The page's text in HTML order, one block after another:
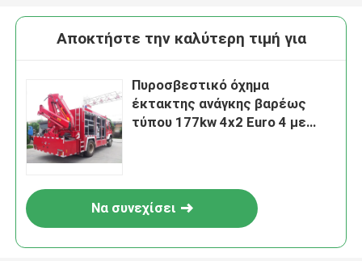
Αποκτήστε την καλύτερη τιμή για
Πυροσβεστικό όχημα
έκτακτης ανάγκης βαρέως
τύπου 177kw 4x2 Euro 4 με
Να συνεχίσει